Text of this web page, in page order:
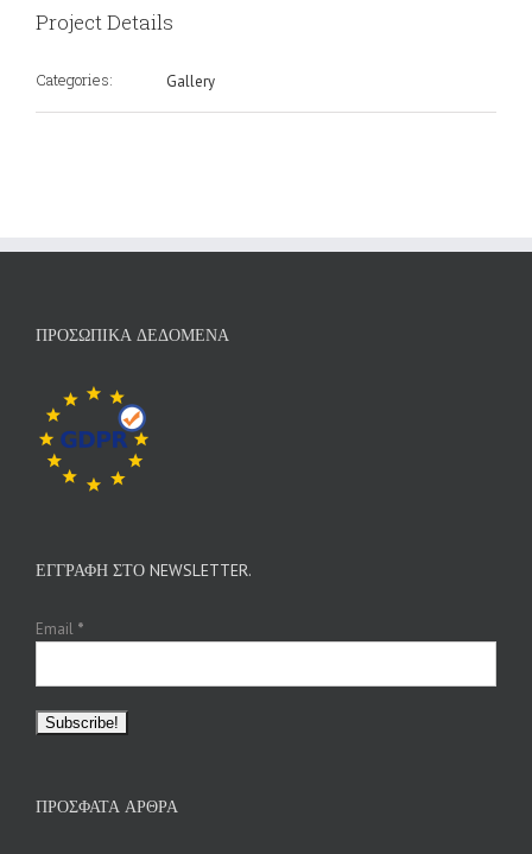
Project Details
Categories: Gallery
ΠΡΟΣΩΠΙΚΆ ΔΕΔΟΜΈΝΑ
ΕΓΓΡΑΦΉ ΣΤΟ NEWSLETTER.
Email *
ΠΡΌΣΦΑΤΑ ΆΡΘΡΑ